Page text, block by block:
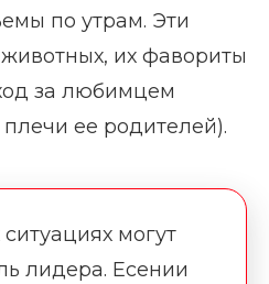
по утрам. Эти
их фавориты
за любимцем
ее родителей).
могут
лидера. Есении